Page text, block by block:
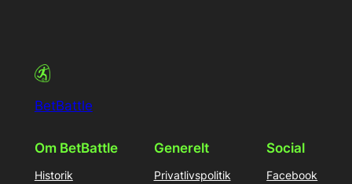
BetBattle
Om BetBattle
Historik
Generelt
Privatlivspolitik
Social
Facebook